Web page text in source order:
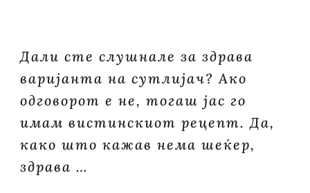
Дали сте слушнале за здрава
варијанта на сутлијач? Ако
одговорот е не, тогаш јас го
имам вистинскиот рецепт. Да,
како што кажав нема шеќер,
здрава …